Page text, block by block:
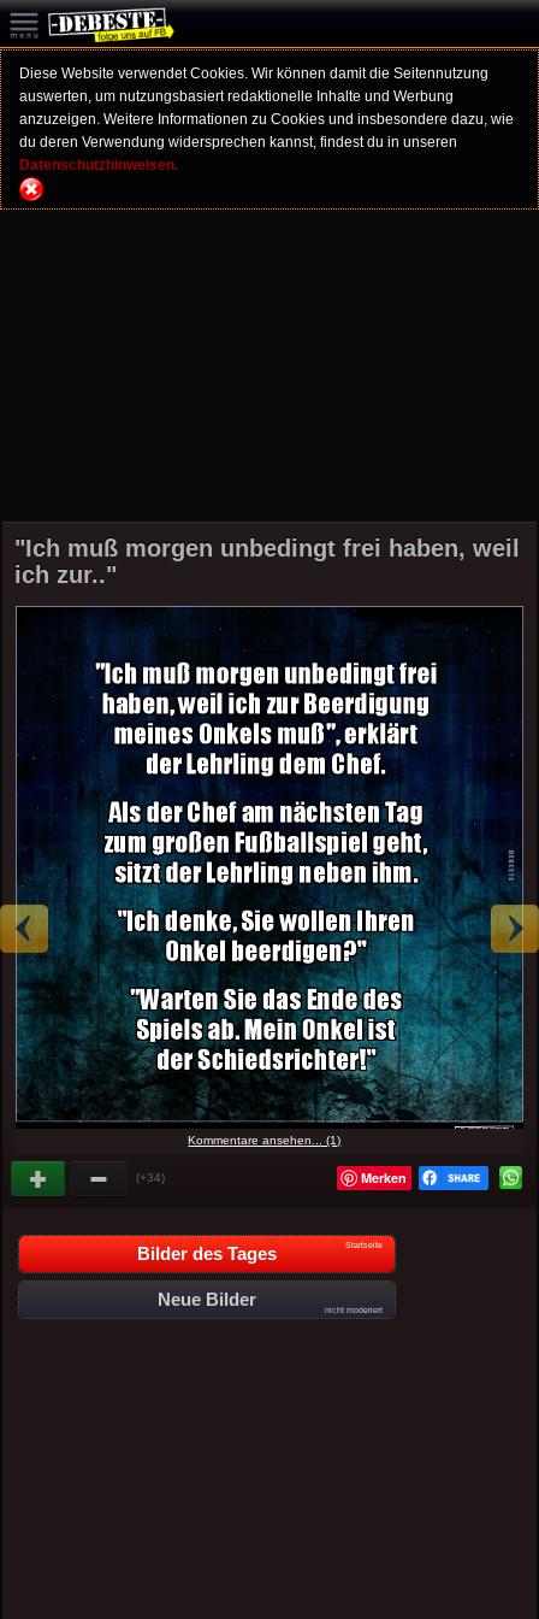
Diese Website verwendet Cookies. Wir können damit die Seitennutzung
auswerten, um nutzungsbasiert redaktionelle Inhalte und Werbung
anzuzeigen. Weitere Informationen zu Cookies und insbesondere dazu, wie
du deren Verwendung widersprechen kannst, findest du in unseren
Datenschutzhinweisen.
"Ich muß morgen unbedingt frei haben, weil
ich zur.."
Kommentare ansehen... (1)
(+34) Merken
Bilder des Tages Startseite
Neue Bilder
nicht moderiert